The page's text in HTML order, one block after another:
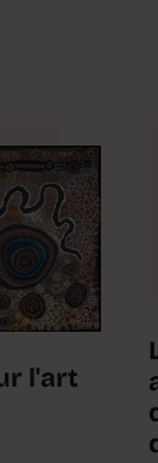
l'art